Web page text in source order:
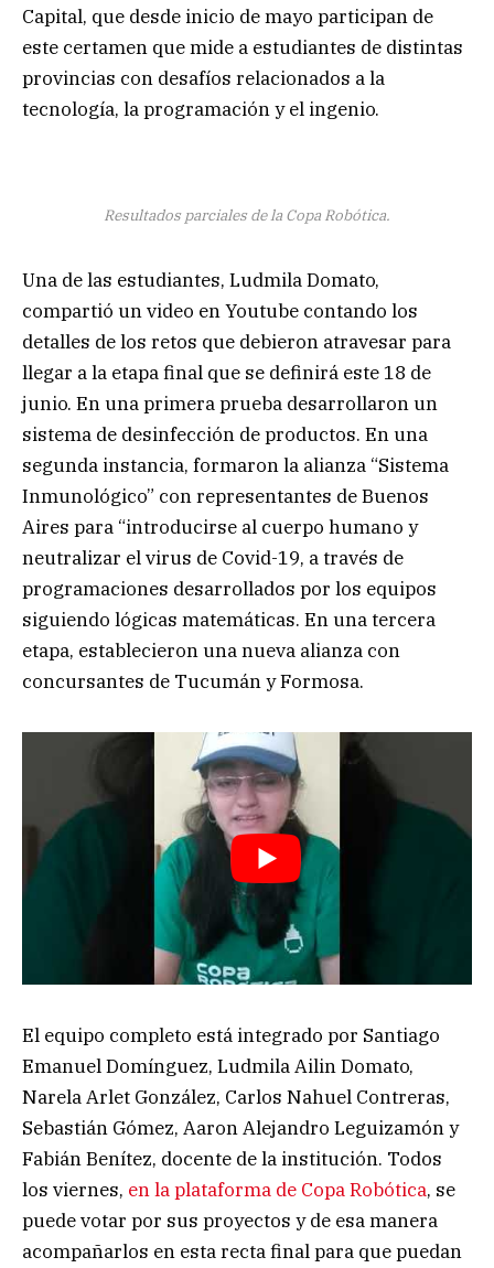
Capital, que desde inicio de mayo participan de
este certamen que mide a estudiantes de distintas
provincias con desafíos relacionados a la
tecnología, la programación y el ingenio.
Resultados parciales de la Copa Robótica.
Una de las estudiantes, Ludmila Domato,
compartió un video en Youtube contando los
detalles de los retos que debieron atravesar para
llegar a la etapa final que se definirá este 18 de
junio. En una primera prueba desarrollaron un
sistema de desinfección de productos. En una
segunda instancia, formaron la alianza “Sistema
Inmunológico” con representantes de Buenos
Aires para “introducirse al cuerpo humano y
neutralizar el virus de Covid-19, a través de
programaciones desarrollados por los equipos
siguiendo lógicas matemáticas. En una tercera
etapa, establecieron una nueva alianza con
concursantes de Tucumán y Formosa.
El equipo completo está integrado por Santiago
Emanuel Domínguez, Ludmila Ailin Domato,
Narela Arlet González, Carlos Nahuel Contreras,
Sebastián Gómez, Aaron Alejandro Leguizamón y
Fabián Benítez, docente de la institución. Todos
los viernes, en la plataforma de Copa Robótica, se
puede votar por sus proyectos y de esa manera
acompañarlos en esta recta final para que puedan